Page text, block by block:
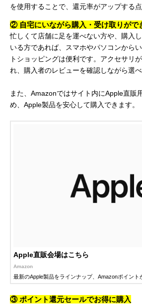
を使用することで、還元率がアップする点
② 自宅にいながら購入・受け取りがで
忙しくて店舗に足を運べない方や、購入
いる方であれば、スマホやパソコンから
トショッピングは便利です。アクセサリ
れ、購入者のレビューを確認しながら選べ
また、Amazonではサイト内にApple直販
め、Apple製品を安心して購入できます。
Apple直販会場はこちら
Amazon
最新のApple製品をラインナップ、Amazonポイント
③ ポイント還元セールでお得に購入